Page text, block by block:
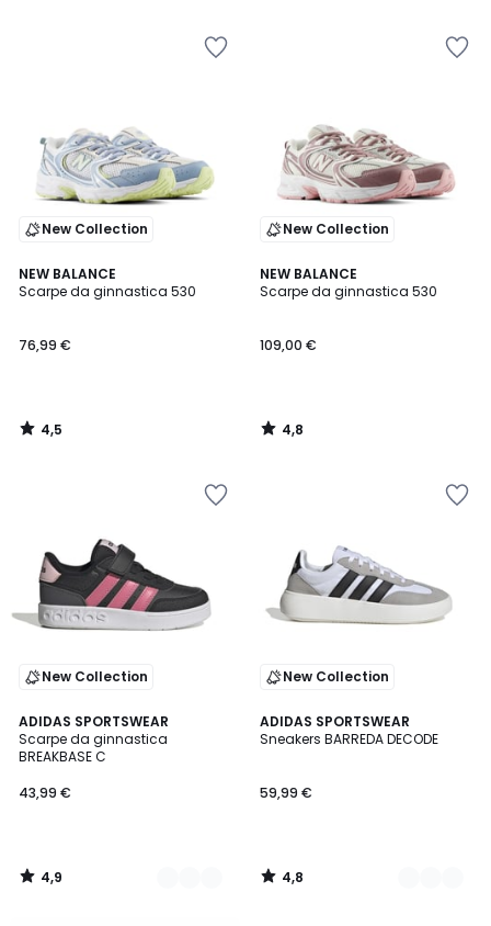
New Collection
NEW BALANCE
Scarpe da ginnastica 530
76,99 €
4,5
/ 5
4,5
/
New Collection
NEW BALANCE
Scarpe da ginnastica 530
109,00 €
4,8
/ 5
4,8
/
New Collection
ADIDAS SPORTSWEAR
Scarpe da ginnastica
BREAKBASE C
43,99 €
4,9
/ 5
2
Colori
4,9
/
New Collection
ADIDAS SPORTSWEAR
Sneakers BARREDA DECODE
59,99 €
4,8
/ 5
2
Colori
4,8
/